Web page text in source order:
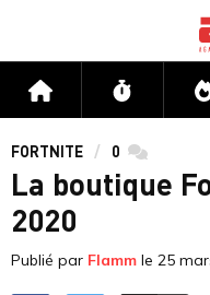
Accueil Flux
FORTNITE 0
La boutique
2020
Publié par Flamm le 25